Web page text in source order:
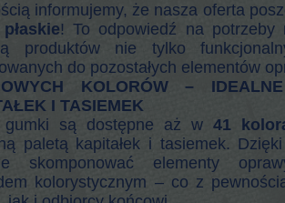
informujemy, że nasza oferta
! To odpowiedź na potrzeby
produktów nie tylko
do pozostałych elementów
KOLORÓW –
I TASIEMEK
gumki są dostępne aż w 41
paletą kapitałek i tasiemek.
skomponować elementy
kolorystycznym – co z